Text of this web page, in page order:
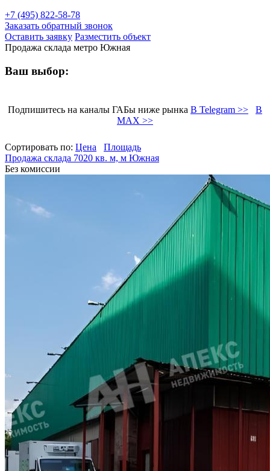
+7 (495) 822-58-78
Заказать обратный звонок
Оставить заявку Разместить объект
Продажа склада метро Южная
Ваш выбор:
Подпишитесь на каналы ГАБы ниже рынка В Telegram >>
В
MAX >>
Сортировать по: Цена
Площадь
Продажа склада 7020 кв. м, м Южная
Без комиссии